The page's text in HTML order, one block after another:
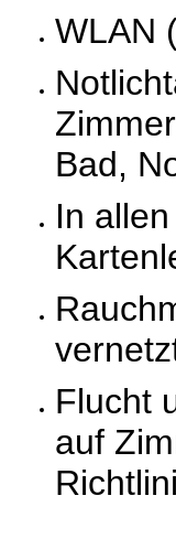
WLAN
Bad,
In
Flucht
auf